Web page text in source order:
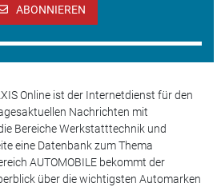
ABONNIEREN
Online ist der Internetdienst für den
Nachrichten mit
Bereiche Werkstatttechnik und
eine Datenbank zum Thema
AUTOMOBILE bekommt der
über die wichtigsten Automarken